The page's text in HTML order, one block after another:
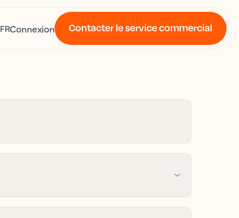
FRConnexion Contacter le service commercial